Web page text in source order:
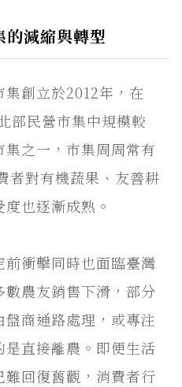
的減縮與轉型
創立於2012年，在
部民營市集中規模較
之一，市集周周常有
者對有機蔬果、友善耕
也逐漸成熟。
衝擊同時也面臨臺灣
農友銷售下滑，部分
商通路處理，或專注
直接離農。即便生活
回復舊觀，消費者行